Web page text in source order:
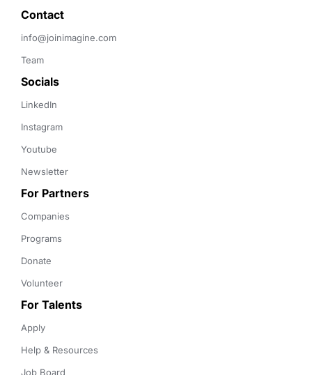
Contact
info@joinimagine.com
Team
Socials
LinkedIn
Instagram
Youtube
Newsletter
For Partners
Companies
Programs
Donate
Volunteer
For Talents
Apply
Help & Resources
Job Board